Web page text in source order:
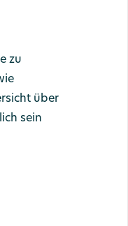
zu
über
sein